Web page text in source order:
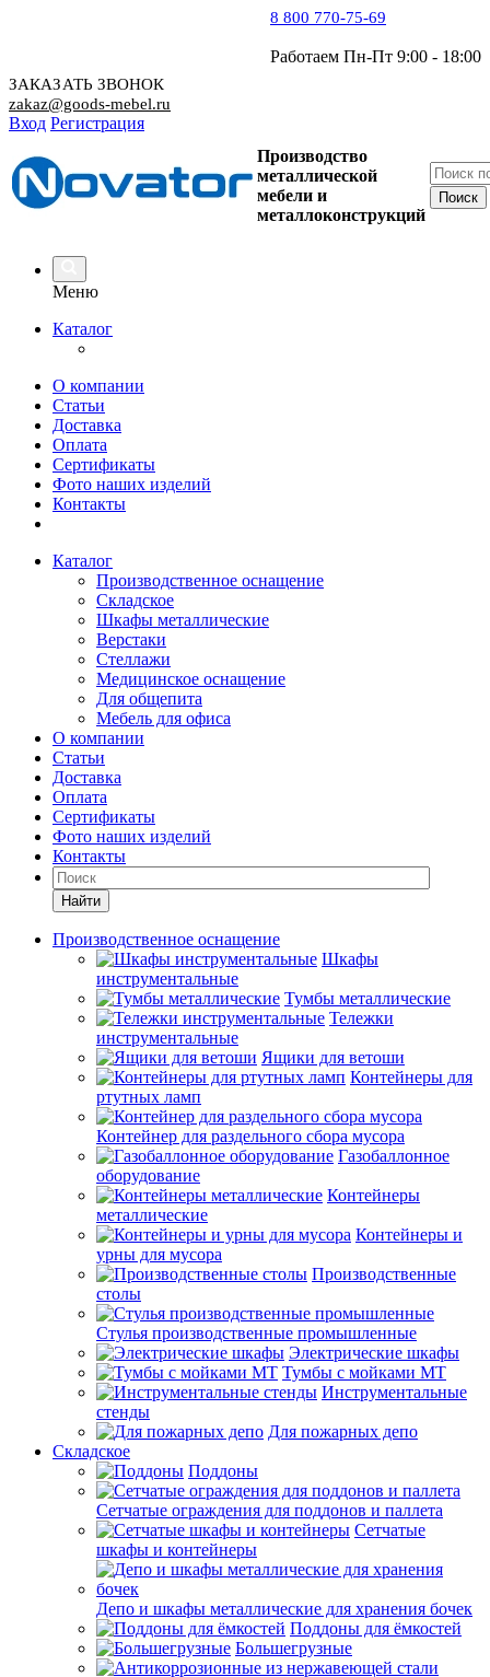
8 800 770-75-69
Работаем Пн-Пт 9:00 - 18:00
ЗАКАЗАТЬ ЗВОНОК
zakaz@goods-mebel.ru
Вход Регистрация
Производство
металлической
мебели и
металлоконструкций
Меню
Каталог
О компании
Статьи
Доставка
Оплата
Сертификаты
Фото наших изделий
Контакты
Каталог
Производственное оснащение
Складское
Шкафы металлические
Верстаки
Стеллажи
Медицинское оснащение
Для общепита
Мебель для офиса
О компании
Статьи
Доставка
Оплата
Сертификаты
Фото наших изделий
Контакты
Найти
Производственное оснащение
Шкафы
инструментальные
Тумбы металлические
Тележки
инструментальные
Ящики для ветоши
Контейнеры для
ртутных ламп
Контейнер для раздельного сбора мусора
Газобаллонное
оборудование
Контейнеры
металлические
Контейнеры и
урны для мусора
Производственные
столы
Стулья производственные промышленные
Электрические шкафы
Тумбы с мойками МТ
Инструментальные
стенды
Для пожарных депо
Складское
Поддоны
Сетчатые ограждения для поддонов и паллета
Сетчатые
шкафы и контейнеры
Депо и шкафы металлические для хранения бочек
Поддоны для ёмкостей
Большегрузные